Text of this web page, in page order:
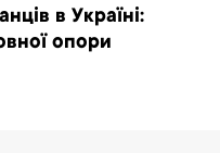
в Україні:
опори